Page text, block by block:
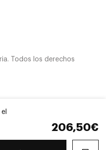
206,50€
Todos los derechos